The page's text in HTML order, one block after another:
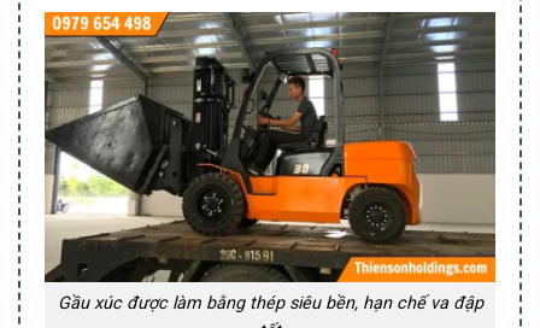
Gầu xúc được làm bằng thép siêu bền, hạn chế va đập